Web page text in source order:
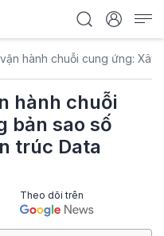
hành chuỗi cung ứng:
hành chuỗi
bản sao số
trúc Data
Theo dõi trên